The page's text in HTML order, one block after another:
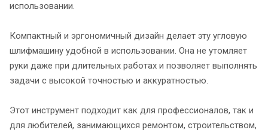
использовании.
Компактный и эргономичный дизайн делает эту угловую
шлифмашину удобной в использовании. Она не утомляет
руки даже при длительных работах и позволяет выполнять
задачи с высокой точностью и аккуратностью.
Этот инструмент подходит как для профессионалов, так и
для любителей, занимающихся ремонтом, строительством,